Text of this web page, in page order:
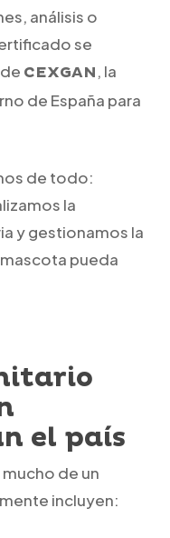
análisis o
se
CEXGAN, la
de España para
de todo:
la
y gestionamos la
pueda
el país
de un
incluyen: